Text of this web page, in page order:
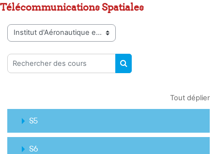
Télécommunications Spatiales
Catégories de cours
Rechercher des cours
RECHERCHER DES
Tout déplier
S5
S6